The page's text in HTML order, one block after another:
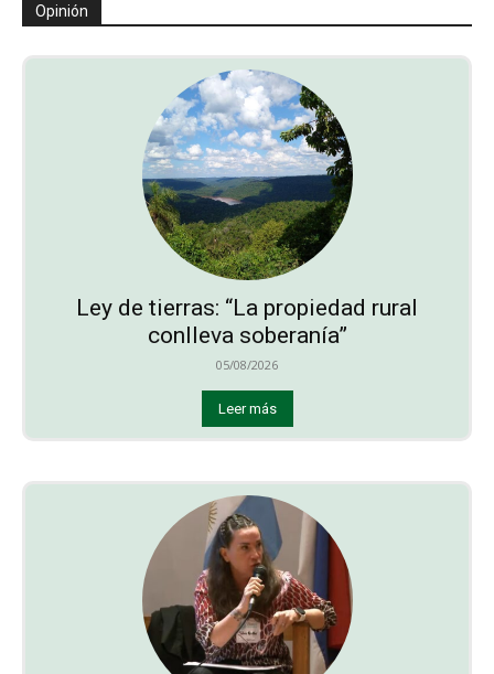
Opinión
Ley de tierras: “La propiedad rural
conlleva soberanía”
05/08/2026
Leer más